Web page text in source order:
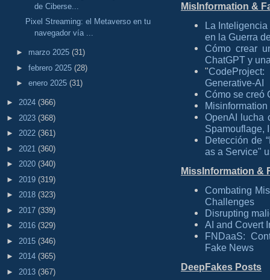
de Ciberse...
Pixel Streaming: el Metaverso en tu
navegador vía ...
► marzo 2025 (31)
► febrero 2025 (28)
► enero 2025 (31)
► 2024 (366)
► 2023 (368)
► 2022 (361)
► 2021 (360)
► 2020 (340)
► 2019 (319)
► 2018 (323)
► 2017 (339)
► 2016 (329)
► 2015 (346)
► 2014 (365)
► 2013 (367)
MisInformation &
La
en la Guerra
Cómo crear
ChatGPT y
"
Generative-AI
Cómo se creó
OpenAI lucha
Spamouflage,
Detección de
as a Service"
MissInformation &
Combating
Challenges
Disrupting
AI and Covert
FNDaaS:
Fake News
DeepFakes Posts